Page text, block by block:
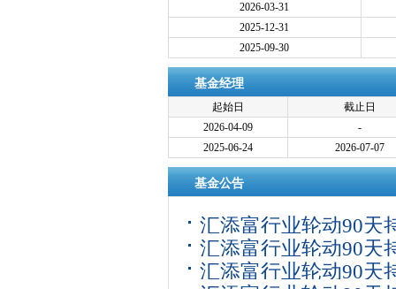
2026-03-31
2025-12-31
2025-09-30
基金经理
起始日
截止日
2026-04-09
-
2025-06-24
2026-07-07
基金公告
汇添富行业轮动90天
型发起式基金中基金
汇添富行业轮动90天
(FOF)C: 汇添富行业
汇添富行业轮动90天